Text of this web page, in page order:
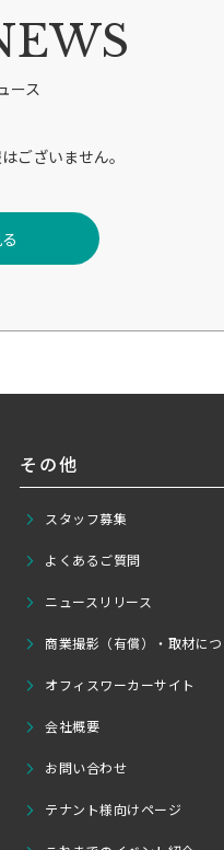
ース
ございません。
その他
スタッフ募集
よくあるご質問
ニュースリリース
商業撮影（有償）・取材に
オフィスワーカーサイト
会社概要
お問い合わせ
テナント様向けページ